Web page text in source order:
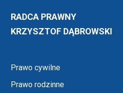
RADCA PRAWNY
KRZYSZTOF DĄBROWSKI
Prawo cywilne
Prawo rodzinne